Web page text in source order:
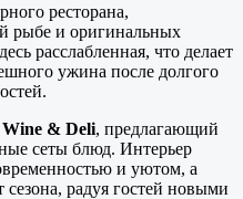
ресторана,
рыбе и оригинальных
расслабленная, что делает
ужина после долгого
& Deli, предлагающий
сеты блюд. Интерьер
и уютом, а
радуя гостей новыми